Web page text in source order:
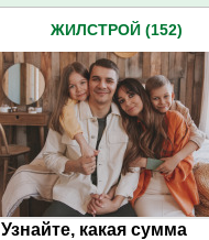
ЖИЛСТРОЙ (152)
Узнайте, какая сумма